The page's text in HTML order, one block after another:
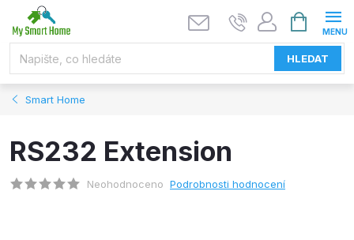
HLEDAT
NÁKUPNÍ
KOŠÍK
Smart Home
RS232 Extension
Neohodnoceno Podrobnosti hodnocení